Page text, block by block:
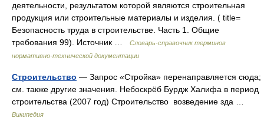
деятельности, результатом которой являются строительная
продукция или строительные материалы и изделия. ( title=
Безопасность труда в строительстве. Часть 1. Общие
требования 99). Источник …
Словарь-справочник терминов
нормативно-технической документации
Строительство — Запрос «Стройка» перенаправляется сюда;
см. также другие значения. Небоскрёб Бурдж Халифа в период
строительства (2007 год) Строительство возведение зда …
Википедия